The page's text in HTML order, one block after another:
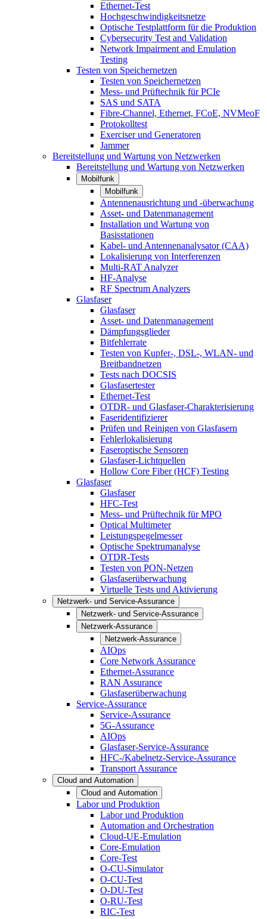
Ethernet-Test
Hochgeschwindigkeitsnetze
Optische Testplattform für die Produktion
Cybersecurity Test and Validation
Network Impairment and Emulation
Testing
Testen von Speichernetzen
Testen von Speichernetzen
Mess- und Prüftechnik für PCIe
SAS und SATA
Fibre-Channel, Ethernet, FCoE, NVMeoF
Protokolltest
Exerciser und Generatoren
Jammer
Bereitstellung und Wartung von Netzwerken
Bereitstellung und Wartung von Netzwerken
Mobilfunk
Mobilfunk
Antennenausrichtung und -überwachung
Asset- und Datenmanagement
Installation und Wartung von
Basisstationen
Kabel- und Antennenanalysator (CAA)
Lokalisierung von Interferenzen
Multi-RAT Analyzer
HF-Analyse
RF Spectrum Analyzers
Glasfaser
Glasfaser
Asset- und Datenmanagement
Dämpfungsglieder
Bitfehlerrate
Testen von Kupfer-, DSL-, WLAN- und
Breitbandnetzen
Tests nach DOCSIS
Glasfasertester
Ethernet-Test
OTDR- und Glasfaser-Charakterisierung
Faseridentifizierer
Prüfen und Reinigen von Glasfasern
Fehlerlokalisierung
Faseroptische Sensoren
Glasfaser-Lichtquellen
Hollow Core Fiber (HCF) Testing
Glasfaser
Glasfaser
HFC-Test
Mess- und Prüftechnik für MPO
Optical Multimeter
Leistungspegelmesser
Optische Spektrumanalyse
OTDR-Tests
Testen von PON-Netzen
Glasfaserüberwachung
Virtuelle Tests und Aktivierung
Netzwerk- und Service-Assurance
Netzwerk- und Service-Assurance
Netzwerk-Assurance
Netzwerk-Assurance
AIOps
Core Network Assurance
Ethernet-Assurance
RAN Assurance
Glasfaserüberwachung
Service-Assurance
Service-Assurance
5G-Assurance
AIOps
Glasfaser-Service-Assurance
HFC-/Kabelnetz-Service-Assurance
Transport Assurance
Cloud and Automation
Cloud and Automation
Labor und Produktion
Labor und Produktion
Automation and Orchestration
Cloud-UE-Emulation
Core-Emulation
Core-Test
O-CU-Simulator
O-CU-Test
O-DU-Test
O-RU-Test
RIC-Test